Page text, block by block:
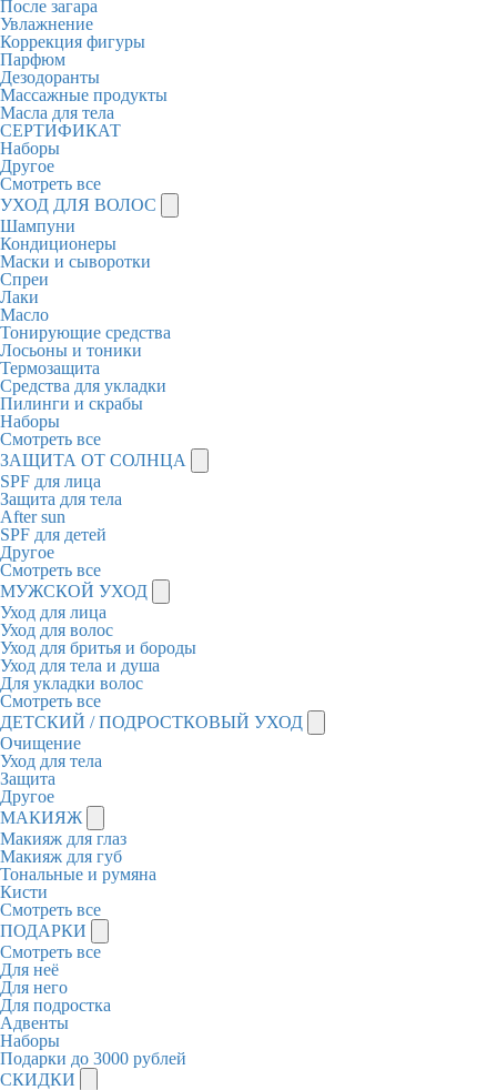
После загара
Увлажнение
Коррекция фигуры
Парфюм
Дезодоранты
Массажные продукты
Масла для тела
СЕРТИФИКАТ
Наборы
Другое
Смотреть все
УХОД ДЛЯ ВОЛОС
Шампуни
Кондиционеры
Маски и сыворотки
Спреи
Лаки
Масло
Тонирующие средства
Лосьоны и тоники
Термозащита
Средства для укладки
Пилинги и скрабы
Наборы
Смотреть все
ЗАЩИТА ОТ СОЛНЦА
SPF для лица
Защита для тела
After sun
SPF для детей
Другое
Смотреть все
МУЖСКОЙ УХОД
Уход для лица
Уход для волос
Уход для бритья и бороды
Уход для тела и душа
Для укладки волос
Смотреть все
ДЕТСКИЙ / ПОДРОСТКОВЫЙ УХОД
Очищение
Уход для тела
Защита
Другое
МАКИЯЖ
Макияж для глаз
Макияж для губ
Тональные и румяна
Кисти
Смотреть все
ПОДАРКИ
Смотреть все
Для неё
Для него
Для подростка
Адвенты
Наборы
Подарки до 3000 рублей
СКИДКИ